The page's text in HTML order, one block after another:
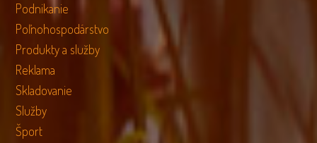
Podnikanie
Poľnohospodárstvo
Produkty a služby
Reklama
Skladovanie
Služby
Šport